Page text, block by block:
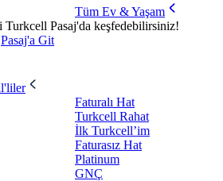
Tüm Ev & Yaşam
Turkcell Pasaj'da keşfedebilirsiniz!
Pasaj'a Git
Faturalı Hat
Turkcell Rahat
İlk Turkcell’im
Faturasız Hat
Platinum
GNÇ